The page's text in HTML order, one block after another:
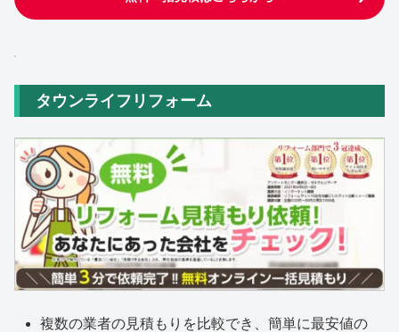
タウンライフリフォーム
複数の業者の見積もりを比較でき、簡単に最安値の